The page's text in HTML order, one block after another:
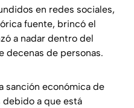
en redes sociales,
fuente, brincó el
a nadar dentro del
decenas de personas.
sanción económica de
a que está